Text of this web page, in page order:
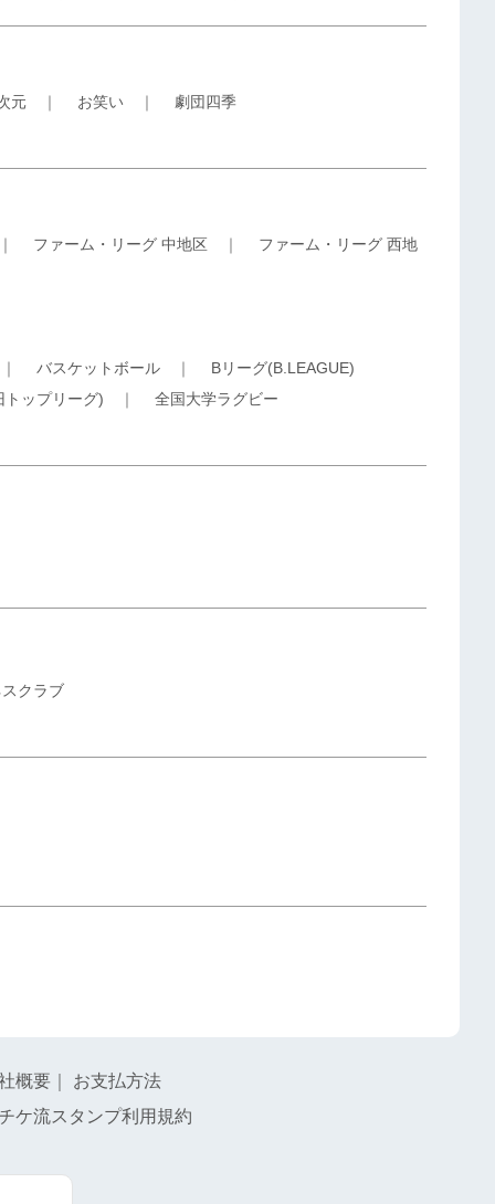
元 ｜ お笑い ｜ 劇団四季
ファーム・リーグ 中地区 ｜ ファーム・リーグ 西地
バスケットボール ｜ Bリーグ(B.LEAGUE)
トップリーグ) ｜ 全国大学ラグビー
クラブ
概要
お支払方法
ケ流スタンプ利用規約